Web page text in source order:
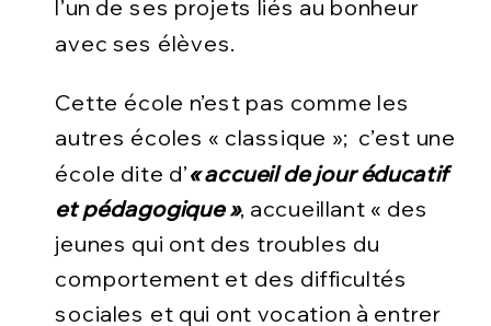
l’un de ses projets liés au bonheur
avec ses élèves.
Cette école n’est pas comme les
autres écoles « classique »; c’est une
école dite d’« accueil de jour éducatif
et pédagogique », accueillant « des
jeunes qui ont des troubles du
comportement et des difficultés
sociales et qui ont vocation à entrer